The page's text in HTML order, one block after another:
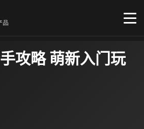
品
攻略 萌新入门玩